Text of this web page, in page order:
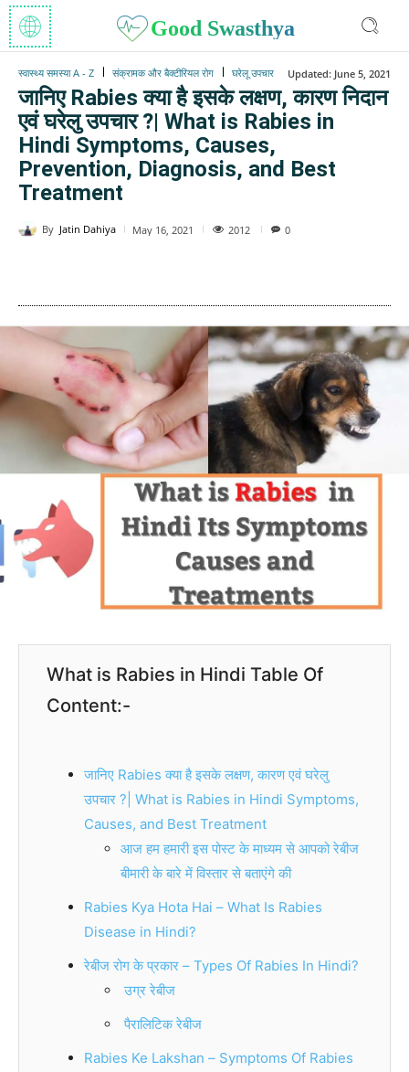
Good Swasthya
स्वास्थ्य समस्या A - Z संक्रामक और बैक्टीरियल रोग घरेलू उपचार Updated: June 5, 2021
जानिए Rabies क्या है इसके लक्षण, कारण निदान
एवं घरेलु उपचार ?| What is Rabies in
Hindi Symptoms, Causes,
Prevention, Diagnosis, and Best
Treatment
By Jatin Dahiya May 16, 2021 2012 0
What is Rabies in Hindi Table Of
Content:-
जानिए Rabies क्या है इसके लक्षण, कारण एवं घरेलु
उपचार ?| What is Rabies in Hindi Symptoms,
Causes, and Best Treatment
आज हम हमारी इस पोस्ट के माध्यम से आपको रेबीज
बीमारी के बारे में विस्तार से बताएंगे की
Rabies Kya Hota Hai – What Is Rabies
Disease in Hindi?
रेबीज रोग के प्रकार – Types Of Rabies In Hindi?
उग्र रेबीज
पैरालिटिक रेबीज
Rabies Ke Lakshan – Symptoms Of Rabies